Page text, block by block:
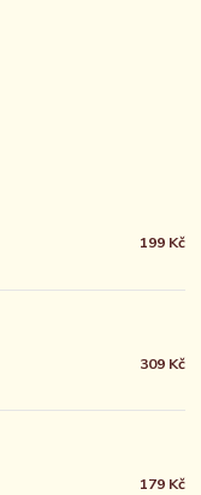
199 Kč
309 Kč
179 Kč